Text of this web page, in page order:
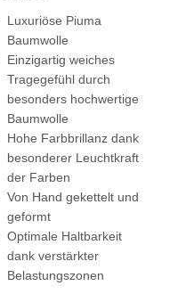
Luxuriöse Piuma
Baumwolle
Einzigartig weiches
Tragegefühl durch
besonders hochwertige
Baumwolle
Hohe Farbbrillanz dank
besonderer Leuchtkraft
der Farben
Von Hand gekettelt und
geformt
Optimale Haltbarkeit
dank verstärkter
Belastungszonen